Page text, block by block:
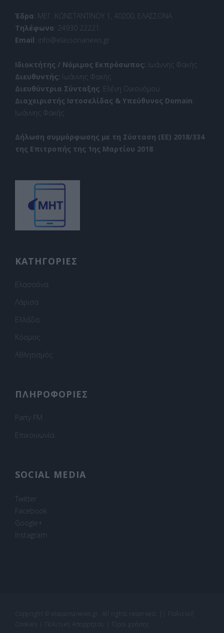
Έδρα: ΜΕΓ. ΚΩΝΣΤΑΝΤΙΝΟΥ 1, 40200, ΕΛΑΣΣΟΝΑ
Τηλέφωνο: 24930 22221
Email: info@elassonanews.gr
Ιδιοκτήτης / Νόμιμος Εκπρόσωπος: Ιωάννης Φακής
Διευθυντής: Ιωάννης Φακής
Διευθύντρια Σύνταξης: Ελένη Οικονόμου
Διαχειριστής Ιστοσελίδας & Υπεύθυνος Domain:
Ιωάννης Φακής
Δήλωση συμμόρφωσης με τη Σύσταση (ΕΕ) 2018/334
της Επιτροπής της 1ης Μαρτίου 2018
ΚΑΤΗΓΟΡΙΕΣ
Ελασσόνα
Λάρισα
Ελλάδα
Κόσμος
Αθλητισμός
ΠΛΗΡΟΦΟΡΙΕΣ
Party FM
Επικοινωνία
SOCIAL MEDIA
Twitter
Facebook
Google+
Instagram
Copyright © elassonanews.gr. All rights reserved.
Πολιτική
Πολιτική Απορρήτου Όροι χρήσης